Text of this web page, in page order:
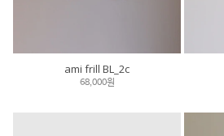
ami frill BL_2c
68,000원